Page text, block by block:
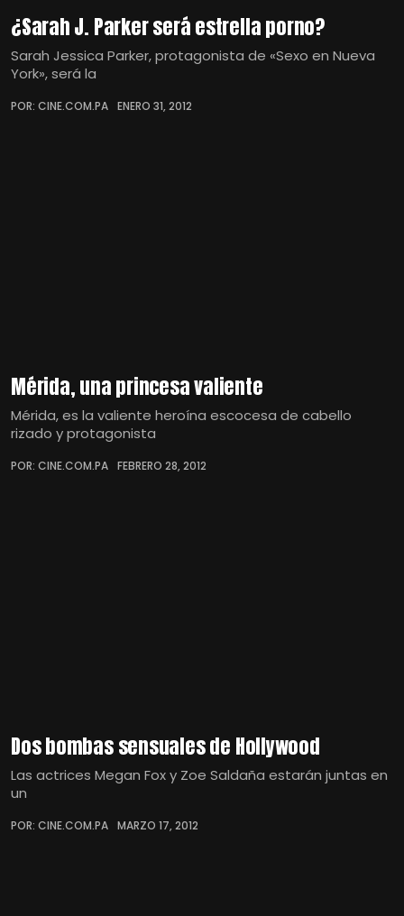
¿Sarah J. Parker será estrella porno?
Sarah Jessica Parker, protagonista de «Sexo en Nueva
York», será la
POR: CINE.COM.PA ENERO 31, 2012
Mérida, una princesa valiente
Mérida, es la valiente heroína escocesa de cabello
rizado y protagonista
POR: CINE.COM.PA FEBRERO 28, 2012
Dos bombas sensuales de Hollywood
Las actrices Megan Fox y Zoe Saldaña estarán juntas en
un
POR: CINE.COM.PA MARZO 17, 2012